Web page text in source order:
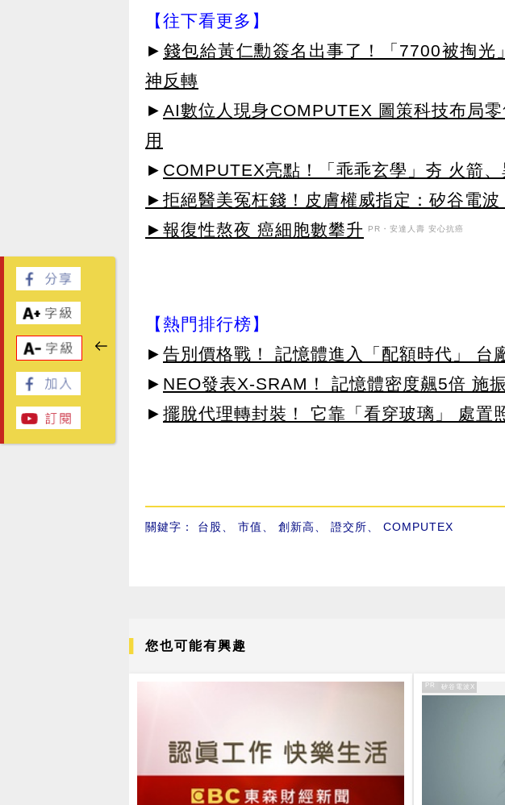
【往下看更多】
► 錢包給黃仁勳簽名出事了！「7700被掏
神反轉
► AI數位人現身COMPUTEX 圖策科技布局
用
► COMPUTEX亮點！「乖乖玄學」夯 火箭
►拒絕醫美冤枉錢！皮膚權威指定：矽谷電波
►報復性熬夜 癌細胞數攀升 PR・安達人壽 安心抗癌
【熱門排行榜】
► 告別價格戰！ 記憶體進入「配額時代」 台
► NEO發表X-SRAM！ 記憶體密度飆5倍 施
► 擺脫代理轉封裝！ 它靠「看穿玻璃」 處置
關鍵字： 台股、 市值、 創新高、 證交所、 COMPUTEX
您也可能有興趣
PR
PR・矽谷電波X